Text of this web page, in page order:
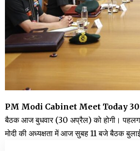
PM Modi Cabinet Meet Today
बैठक आज बुधवार (30 अप्रैल) को होगी।
मोदी की अध्यक्षता में आज सुबह 11 बजे बैठक